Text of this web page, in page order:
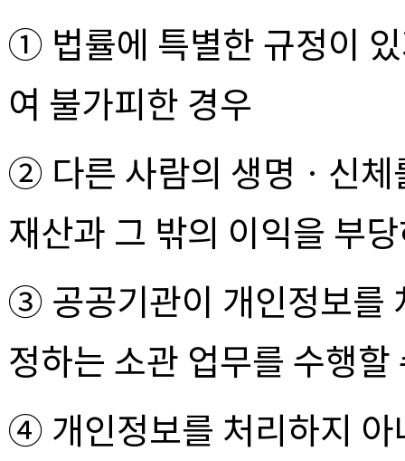
① 법률에 특별한 규정이
여 불가피한 경우
② 다른 사람의 생명ㆍ신체
재산과 그 밖의 이익을 부
③ 공공기관이 개인정보를
정하는 소관 업무를 수행할
④ 개인정보를 처리하지 아